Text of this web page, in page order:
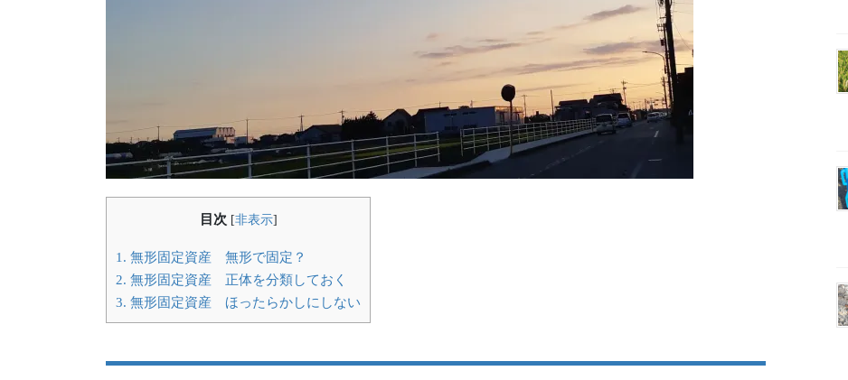
目次 [非表示]
1. 無形固定資産 無形で固定？
2. 無形固定資産 正体を分類しておく
3. 無形固定資産 ほったらかしにしない